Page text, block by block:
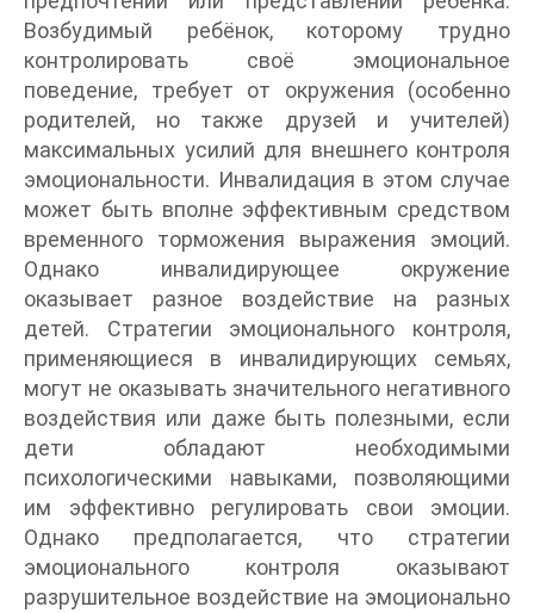
Возбудимый ребёнок, которому трудно
контролировать своё эмоциональное
поведение, требует от окружения (особенно
родителей, но также друзей и учителей)
максимальных усилий для внешнего контроля
эмоциональности. Инвалидация в этом случае
может быть вполне эффективным средством
временного торможения выражения эмоций.
Однако инвалидирующее окружение
оказывает разное воздействие на разных
детей. Стратегии эмоционального контроля,
применяющиеся в инвалидирующих семьях,
могут не оказывать значительного негативного
воздействия или даже быть полезными, если
дети обладают необходимыми
психологическими навыками, позволяющими
им эффективно регулировать свои эмоции.
Однако предполагается, что стратегии
эмоционального контроля оказывают
разрушительное воздействие на эмоционально